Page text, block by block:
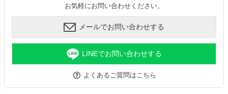
お気軽にお問い合わせください。
メールでお問い合わせする
LINEでお問い合わせする
よくあるご質問はこちら